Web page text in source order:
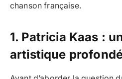
chanson française.
1. Patricia Kaas :
artistique